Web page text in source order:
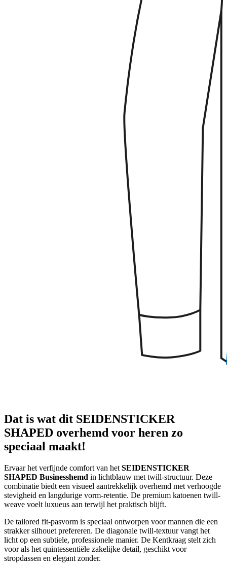
Dat is wat dit SEIDENSTICKER
SHAPED overhemd voor heren zo
speciaal maakt!
Ervaar het verfijnde comfort van het SEIDENSTICKER
SHAPED Businesshemd in lichtblauw met twill-structuur. Deze
combinatie biedt een visueel aantrekkelijk overhemd met verhoogde
stevigheid en langdurige vorm-retentie. De premium katoenen twill-
weave voelt luxueus aan terwijl het praktisch blijft.
De tailored fit-pasvorm is speciaal ontworpen voor mannen die een
strakker silhouet prefereren. De diagonale twill-textuur vangt het
licht op een subtiele, professionele manier. De Kentkraag stelt zich
voor als het quintessentiële zakelijke detail, geschikt voor
stropdassen en elegant zonder.